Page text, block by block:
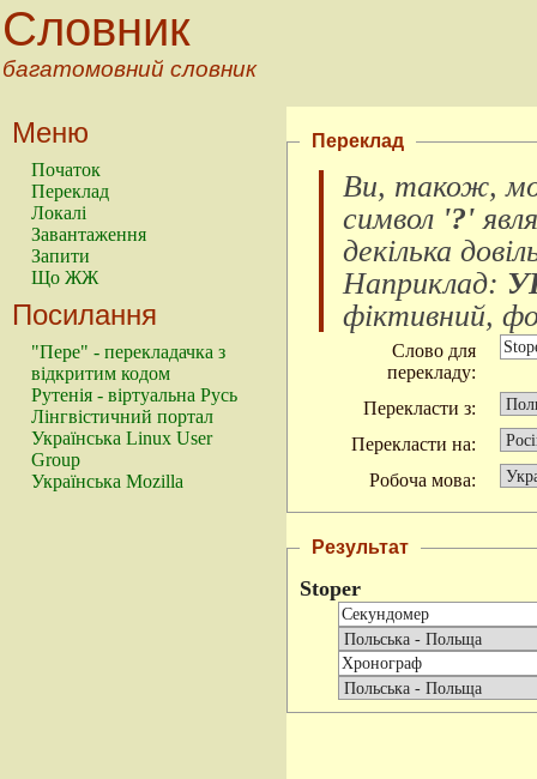
Словник
багатомовний словник
Меню
Початок
Переклад
Локалі
Завантаження
Запити
Що ЖЖ
Посилання
"Пере" - перекладачка з
відкритим кодом
Рутенія - віртуальна Русь
Лінгвістичний портал
Українська Linux User
Group
Українська Mozilla
Переклад
Ви, також,
символ '?'
декілька
Наприклад:
фіктивний,
Слово для
перекладу:
Перекласти з:
Перекласти на:
Робоча мова:
Результат
Stoper